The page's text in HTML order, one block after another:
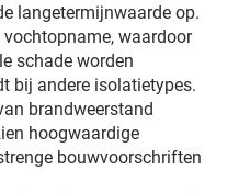
langetermijnwaarde op.
waardoor
schade worden
bij andere isolatietypes.
brandweerstand
hoogwaardige
bouwvoorschriften